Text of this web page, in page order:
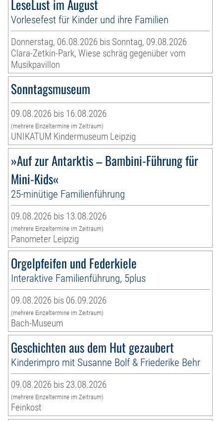
LeseLust im August
Vorlesefest für Kinder und ihre Familien
Donnerstag, 06.08.2026 bis Sonntag, 09.08.2026
Clara-Zetkin-Park, Wiese schräg gegenüber vom
Musikpavillon
Sonntagsmuseum
09.08.2026 bis 16.08.2026
(mehrere Einzeltermine im Zeitraum)
UNIKATUM Kindermuseum Leipzig
»Auf zur Antarktis – Bambini-Führung für
Mini-Kids«
25-minütige Familienführung
09.08.2026 bis 13.08.2026
(mehrere Einzeltermine im Zeitraum)
Panometer Leipzig
Orgelpfeifen und Federkiele
Interaktive Familienführung, 5plus
09.08.2026 bis 06.09.2026
(mehrere Einzeltermine im Zeitraum)
Bach-Museum
Geschichten aus dem Hut gezaubert
Kinderimpro mit Susanne Bolf & Friederike Behr
09.08.2026 bis 23.08.2026
(mehrere Einzeltermine im Zeitraum)
Feinkost